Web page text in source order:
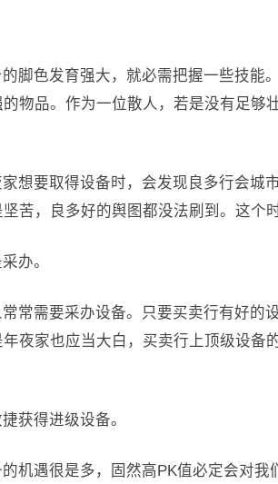
脚色发育强大，就必需把握一些技能
物品。作为一位散人，若是没有足够
想要取得设备时，会发现良多行会城
苦，良多好的舆图都没法刷到。这个
办。
常需要采办设备。只要买卖行有好的
夜家也应当大白，买卖行上顶级设备
获得进级设备。
机遇很是多，固然高PK值必定会对